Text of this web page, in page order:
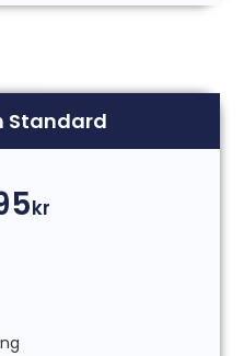
Standard
kr